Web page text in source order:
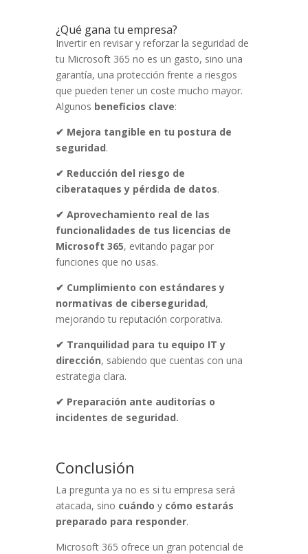
¿Qué gana tu empresa?
Invertir en revisar y reforzar la seguridad de
tu Microsoft 365 no es un gasto, sino una
garantía, una protección frente a riesgos
que pueden tener un coste mucho mayor.
Algunos beneficios clave:
✔ Mejora tangible en tu postura de
seguridad.
✔ Reducción del riesgo de
ciberataques y pérdida de datos.
✔ Aprovechamiento real de las
funcionalidades de tus licencias de
Microsoft 365, evitando pagar por
funciones que no usas.
✔ Cumplimiento con estándares y
normativas de ciberseguridad,
mejorando tu reputación corporativa.
✔ Tranquilidad para tu equipo IT y
dirección, sabiendo que cuentas con una
estrategia clara.
✔ Preparación ante auditorías o
incidentes de seguridad.
Conclusión
La pregunta ya no es si tu empresa será
atacada, sino cuándo y cómo estarás
preparado para responder.
Microsoft 365 ofrece un gran potencial de